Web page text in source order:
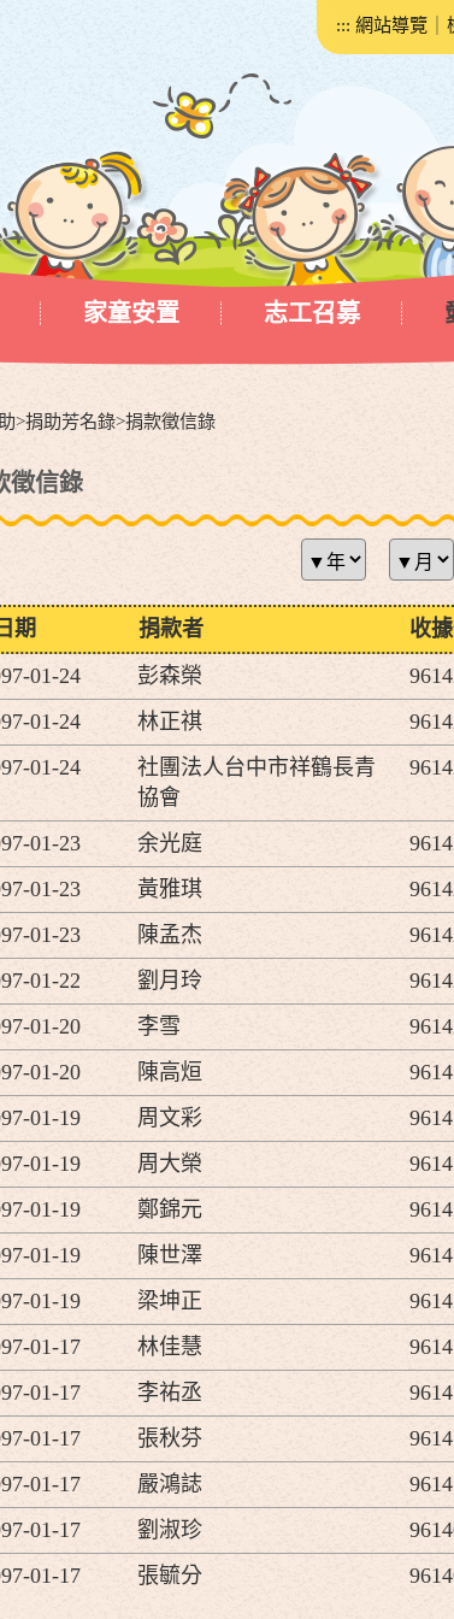
::: 網站導覽
家童安置 志工召募
>捐助芳名錄>捐款徵信錄
徵信錄
日期 捐款者 收
01-24 彭森榮
01-24 林正祺
01-24
社團法人台中市祥鶴長青
協會
01-23 余光庭
01-23 黃雅琪
01-23 陳孟杰
01-22 劉月玲
01-20 李雪
01-20 陳高烜
01-19 周文彩
01-19 周大榮
01-19 鄭錦元
01-19 陳世澤
01-19 梁坤正
01-17 林佳慧
01-17 李祐丞
01-17 張秋芬
01-17 嚴鴻誌
01-17 劉淑珍
01-17 張毓分